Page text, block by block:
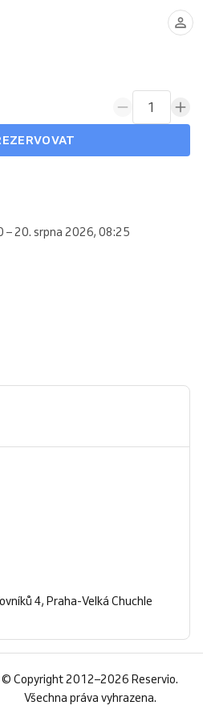
1
– 20. srpna 2026, 08:25
4, Praha-Velká Chuchle
© Copyright 2012–2026 Reservio.
Všechna práva vyhrazena.